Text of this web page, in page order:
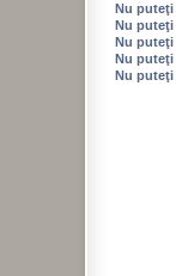
Nu puteţi
Nu puteţi
Nu puteţi
Nu puteţi
Nu puteţi